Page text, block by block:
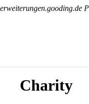
Charity